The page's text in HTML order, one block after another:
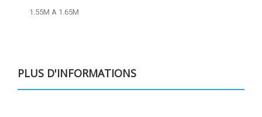
1.55M A 1.65M
PLUS D'INFORMATIONS